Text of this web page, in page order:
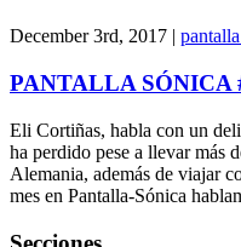
December 3rd, 2017 |
PANTALLA SÓNICA
Eli Cortiñas, habla con un
ha perdido pese a llevar más
Alemania, además de viajar
mes en Pantalla-Sónica